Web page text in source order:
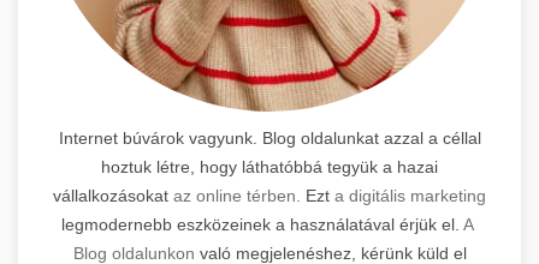
Internet búvárok vagyunk. Blog oldalunkat azzal a céllal
hoztuk létre, hogy láthatóbbá tegyük a hazai
vállalkozásokat az online térben. Ezt a digitális marketing
legmodernebb eszközeinek a használatával érjük el. A
Blog oldalunkon való megjelenéshez, kérünk küld el